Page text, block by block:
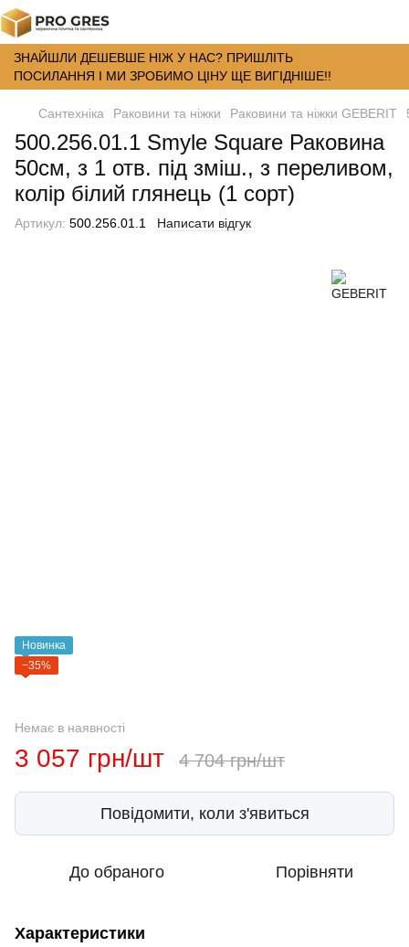
ЗНАЙШЛИ ДЕШЕВШЕ НІЖ У НАС? ПРИШЛІТЬ
ПОСИЛАННЯ І МИ ЗРОБИМО ЦІНУ ЩЕ ВИГІДНІШЕ!!
Сантехніка Раковини та ніжки Раковини та ніжки GEBERIT
500.256.01.1 Smyle Square Раковина
50см, з 1 отв. під зміш., з переливом,
колір білий глянець (1 сорт)
Артикул: 500.256.01.1 Написати відгук
Новинка
−35%
Немає в наявності
3 057 грн/шт 4 704 грн/шт
Повідомити, коли з'явиться
До обраного Порівняти
Характеристики